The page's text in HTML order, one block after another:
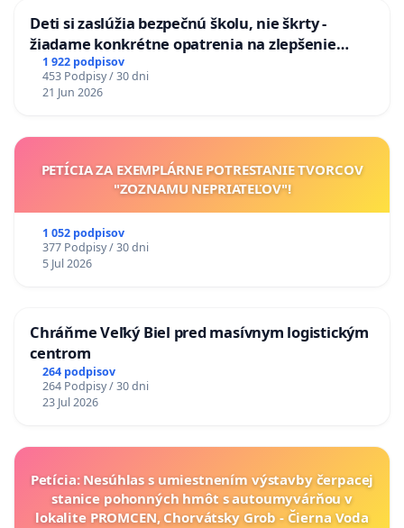
Deti si zaslúžia bezpečnú školu, nie škrty -
žiadame konkrétne opatrenia na zlepšenie
situácie v školstve
1 922 podpisov
453 Podpisy / 30 dni
21 Jun 2026
PETÍCIA ZA EXEMPLÁRNE POTRESTANIE TVORCOV
"ZOZNAMU NEPRIATEĽOV"!
1 052 podpisov
377 Podpisy / 30 dni
5 Jul 2026
Chráňme Veľký Biel pred masívnym logistickým
centrom
264 podpisov
264 Podpisy / 30 dni
23 Jul 2026
Petícia: Nesúhlas s umiestnením výstavby čerpacej
stanice pohonných hmôt s autoumyvárňou v
lokalite PROMCEN, Chorvátsky Grob - Čierna Voda